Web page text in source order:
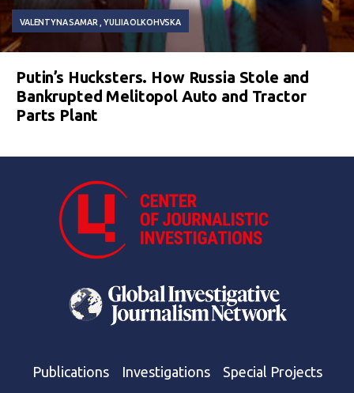
VALENTYNA SAMAR YULIIA OLKOHVSKA
Putin’s Hucksters. How Russia Stole and
Bankrupted Melitopol Auto and Tractor
Parts Plant
Publications Investigations Special Projects